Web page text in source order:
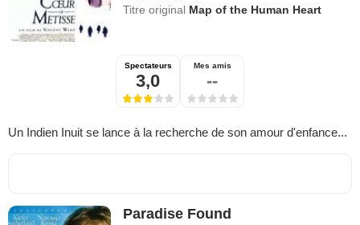
Titre original Map of the Human Heart
Spectateurs
3,0
Mes amis
--
Un Indien Inuit se lance à la recherche de son amour d'enfance...
Paradise Found